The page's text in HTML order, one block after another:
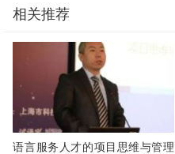
相关推荐
语言服务人才的项目思维与管理